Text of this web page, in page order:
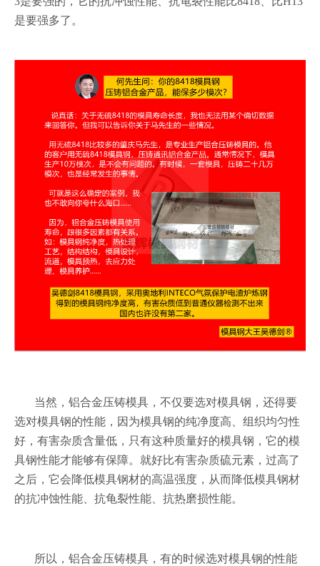
是要强多了。
当然，铝合金压铸模具，不仅要选对模具钢，还得要
选对模具钢的性能，因为模具钢的纯净度高、组织均匀性
好，有害杂质含量低，只有这种质量好的模具钢，它的模
具钢性能才能够有保障。就好比有害杂质硫元素，过高了
之后，它会降低模具钢材的高温强度，从而降低模具钢材
的抗冲蚀性能、抗龟裂性能、抗热磨损性能。
所以，铝合金压铸模具，有的时候选对模具钢的性能